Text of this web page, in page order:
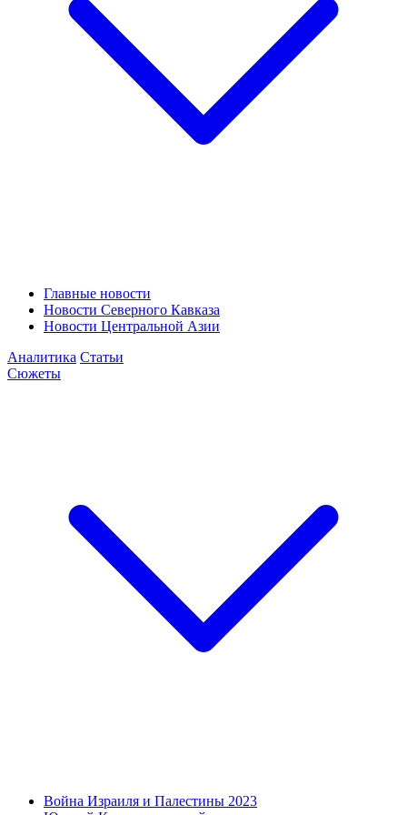
Главные новости
Новости Северного Кавказа
Новости Центральной Азии
Аналитика Статьи
Сюжеты
Война Израиля и Палестины 2023